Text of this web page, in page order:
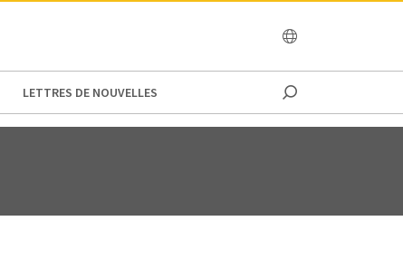
LETTRES DE NOUVELLES